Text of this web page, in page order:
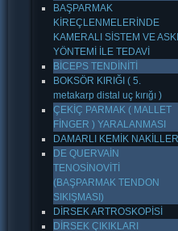
BAŞPARMAK
KİREÇLENMELERİNDE
KAMERALI SİSTEM VE ASKI
YÖNTEMİ İLE TEDAVİ
BİCEPS TENDİNİTİ
BOKSÖR KIRIĞI ( 5.
metakarp distal uç kırığı )
ÇEKİÇ PARMAK ( MALLET
FİNGER ) YARALANMASI
DAMARLI KEMİK NAKİLLERİ
DE QUERVAİN
TENOSİNOVİTİ
(BAŞPARMAK TENDON
SIKIŞMASI)
DİRSEK ARTROSKOPİSİ
DİRSEK ÇIKIKLARI